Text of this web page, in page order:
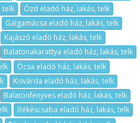
telk
Ózd eladó ház, lakás, telk
Galgamácsa eladó ház, lakás, telk
Kajászó eladó ház, lakás, telk
Balatonakarattya eladó ház, lakás, telk
Ócsa eladó ház, lakás, telk
Kisvárda eladó ház, lakás, telk
Balatonfenyves eladó ház, lakás, telk
Békéscsaba eladó ház, lakás, telk